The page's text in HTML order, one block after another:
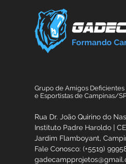
Formando
Grupo de Amigos Deficientes
e Esportistas de Campinas/
Rua Dr. João Quirino do
Instituto Padre Haroldo |
Jardim Flamboyant,
Fale Conosco: (+5519)